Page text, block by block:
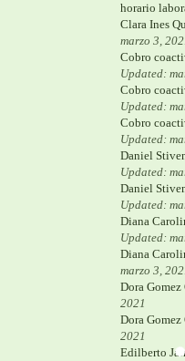
horario
Clara Ines
marzo 3,
Cobro
Updated:
Cobro
Updated:
Cobro
Updated:
Daniel
Updated:
Daniel
Updated:
Diana
Updated:
Diana
marzo 3,
Dora
2021
Dora Gomez
2021
Edilberto